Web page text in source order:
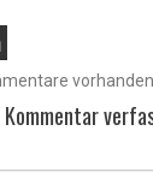
vorhanden.